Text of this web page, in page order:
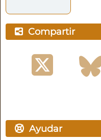
Compartir
Ayudar